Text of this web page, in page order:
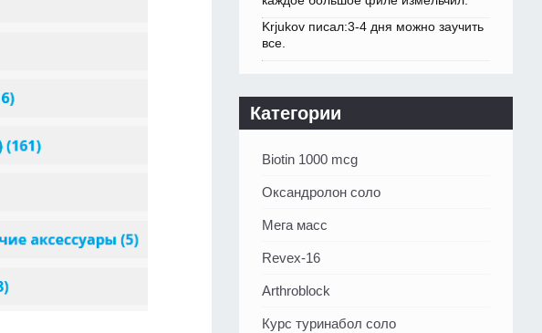
Krjukov писал:3-4 дня можно заучить
все.
Категории
Biotin 1000 mcg
Оксандролон соло
Мега масс
Revex-16
Arthroblock
Курс туринабол соло